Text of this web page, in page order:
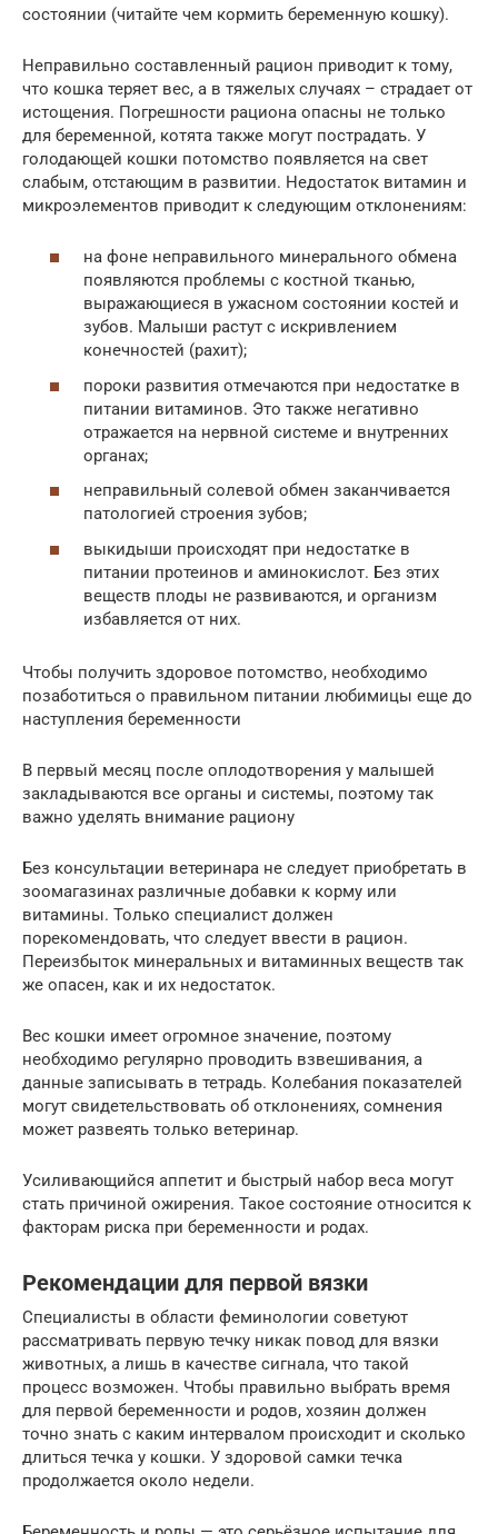
состоянии (читайте чем кормить беременную кошку).
Неправильно составленный рацион приводит к тому,
что кошка теряет вес, а в тяжелых случаях – страдает от
истощения. Погрешности рациона опасны не только
для беременной, котята также могут пострадать. У
голодающей кошки потомство появляется на свет
слабым, отстающим в развитии. Недостаток витамин и
микроэлементов приводит к следующим отклонениям:
на фоне неправильного минерального обмена
появляются проблемы с костной тканью,
выражающиеся в ужасном состоянии костей и
зубов. Малыши растут с искривлением
конечностей (рахит);
пороки развития отмечаются при недостатке в
питании витаминов. Это также негативно
отражается на нервной системе и внутренних
органах;
неправильный солевой обмен заканчивается
патологией строения зубов;
выкидыши происходят при недостатке в
питании протеинов и аминокислот. Без этих
веществ плоды не развиваются, и организм
избавляется от них.
Чтобы получить здоровое потомство, необходимо
позаботиться о правильном питании любимицы еще до
наступления беременности
В первый месяц после оплодотворения у малышей
закладываются все органы и системы, поэтому так
важно уделять внимание рациону
Без консультации ветеринара не следует приобретать в
зоомагазинах различные добавки к корму или
витамины. Только специалист должен
порекомендовать, что следует ввести в рацион.
Переизбыток минеральных и витаминных веществ так
же опасен, как и их недостаток.
Вес кошки имеет огромное значение, поэтому
необходимо регулярно проводить взвешивания, а
данные записывать в тетрадь. Колебания показателей
могут свидетельствовать об отклонениях, сомнения
может развеять только ветеринар.
Усиливающийся аппетит и быстрый набор веса могут
стать причиной ожирения. Такое состояние относится к
факторам риска при беременности и родах.
Рекомендации для первой вязки
Специалисты в области феминологии советуют
рассматривать первую течку никак повод для вязки
животных, а лишь в качестве сигнала, что такой
процесс возможен. Чтобы правильно выбрать время
для первой беременности и родов, хозяин должен
точно знать с каким интервалом происходит и сколько
длиться течка у кошки. У здоровой самки течка
продолжается около недели.